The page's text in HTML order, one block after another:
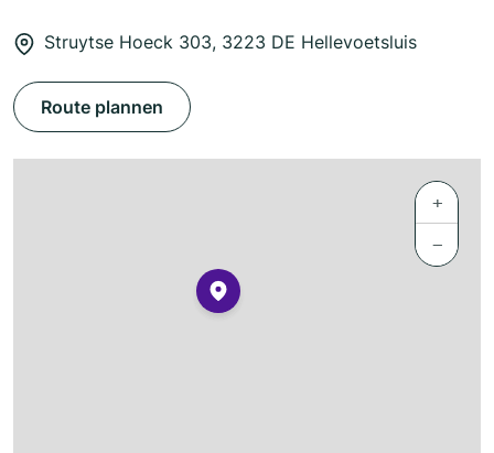
Struytse Hoeck 303, 3223 DE Hellevoetsluis
Route plannen
+
−